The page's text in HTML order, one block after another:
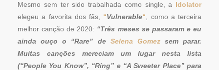
Mesmo sem ter sido trabalhada como single, a Idolator
elegeu a favorita dos fãs, “Vulnerable“ , como a terceira
melhor canção de 2020: “Três meses se passaram e eu
ainda ouço o “Rare” deSelena Gomez sem parar.
Muitas canções mereciam um lugar nesta lista
(“People You Know”, “Ring” e “A Sweeter Place” para